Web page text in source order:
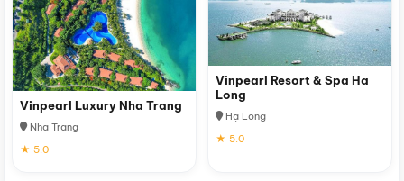
Vinpearl Luxury Nha Trang
Nha Trang
★ 5.0
Vinpearl Resort & Spa Ha
Long
Hạ Long
★ 5.0